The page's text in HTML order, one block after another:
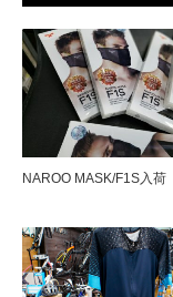
NAROO MASK/F1S入荷